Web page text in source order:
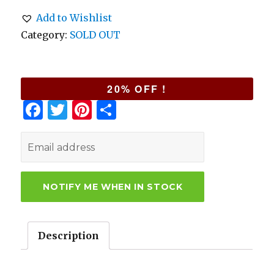
Add to Wishlist
Category: SOLD OUT
20% OFF !
F
a
c
e
b
o
o
k
T
w
it
te
r
Pi
n
te
re
st
h
e
Description